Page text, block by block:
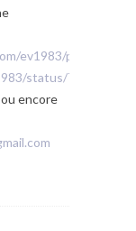
ev1983/posts/
status/
ou encore